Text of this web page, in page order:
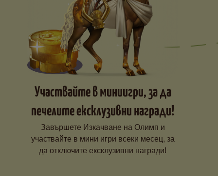
Участвайте в миниигри, за да
печелите ексклузивни награди!
Завършете Изкачване на Олимп и
участвайте в мини игри всеки месец, за
да отключите ексклузивни награди!